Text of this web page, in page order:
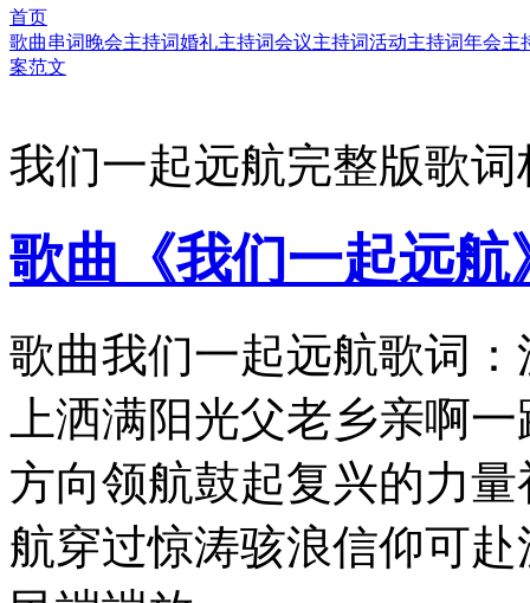
首页
歌曲串词晚会主持词婚礼主持词会议主持词活动主持词年会主
案范文
我们一起远航完整版歌词
歌曲《我们一起远航
歌曲我们一起远航歌词
上洒满阳光父老乡亲啊
方向领航鼓起复兴的力
航穿过惊涛骇浪信仰可